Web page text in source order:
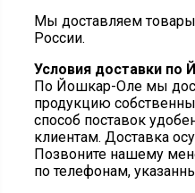
Мы доставляем
России.
Условия доставки по
По Йошкар-Оле мы
продукцию
способ поставок
клиентам. Доставка
Позвоните нашему
по телефонам,